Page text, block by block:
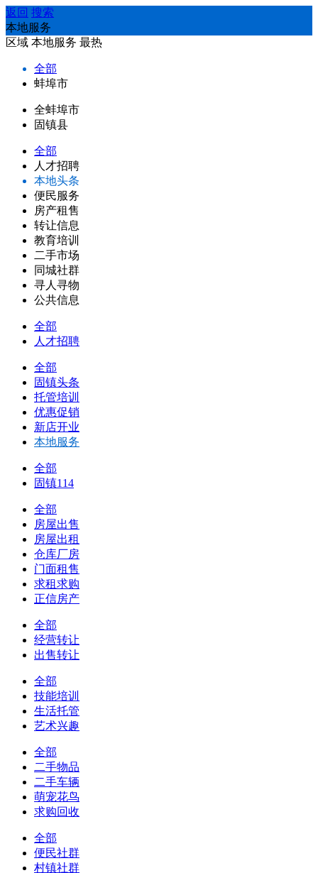
返回 搜索
本地服务
区域 本地服务 最热
全部
蚌埠市
全蚌埠市
固镇县
全部
人才招聘
本地头条
便民服务
房产租售
转让信息
教育培训
二手市场
同城社群
寻人寻物
公共信息
全部
人才招聘
全部
固镇头条
托管培训
优惠促销
新店开业
本地服务
全部
固镇114
全部
房屋出售
房屋出租
仓库厂房
门面租售
求租求购
正信房产
全部
经营转让
出售转让
全部
技能培训
生活托管
艺术兴趣
全部
二手物品
二手车辆
萌宠花鸟
求购回收
全部
便民社群
村镇社群